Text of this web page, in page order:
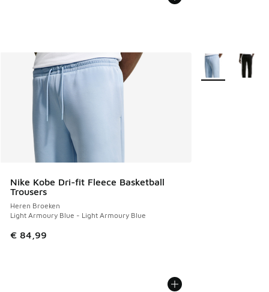
Nike Kobe Dri-fit Fleece Basketball
Trousers
Heren Broeken
Light Armoury Blue - Light Armoury Blue
€ 84,99
Meer kleuren